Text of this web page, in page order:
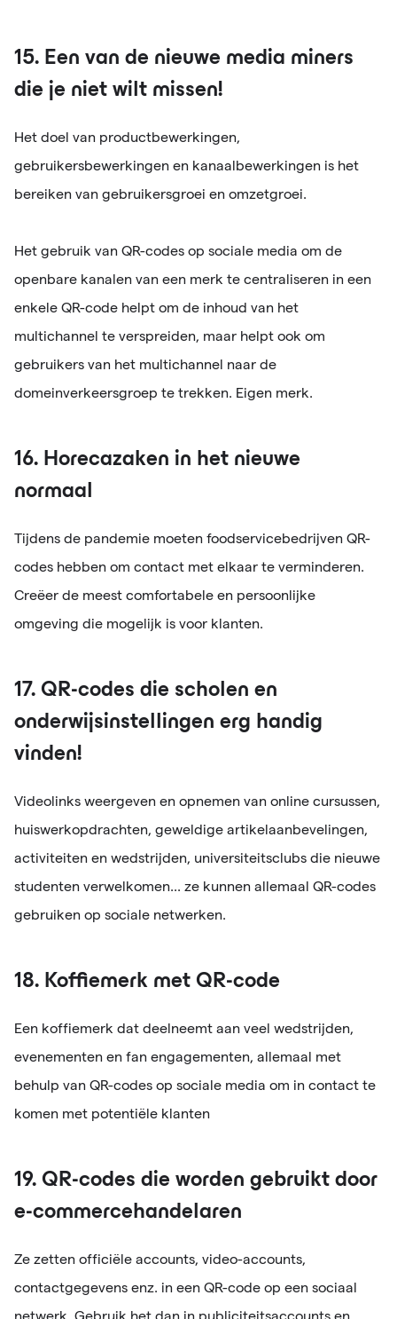
15. Een van de nieuwe media miners
die je niet wilt missen!
Het doel van productbewerkingen,
gebruikersbewerkingen en kanaalbewerkingen is het
bereiken van gebruikersgroei en omzetgroei.
Het gebruik van QR-codes op sociale media om de
openbare kanalen van een merk te centraliseren in een
enkele QR-code helpt om de inhoud van het
multichannel te verspreiden, maar helpt ook om
gebruikers van het multichannel naar de
domeinverkeersgroep te trekken. Eigen merk.
16. Horecazaken in het nieuwe
normaal
Tijdens de pandemie moeten foodservicebedrijven QR-
codes hebben om contact met elkaar te verminderen.
Creëer de meest comfortabele en persoonlijke
omgeving die mogelijk is voor klanten.
17. QR-codes die scholen en
onderwijsinstellingen erg handig
vinden!
Videolinks weergeven en opnemen van online cursussen,
huiswerkopdrachten, geweldige artikelaanbevelingen,
activiteiten en wedstrijden, universiteitsclubs die nieuwe
studenten verwelkomen... ze kunnen allemaal QR-codes
gebruiken op sociale netwerken.
18. Koffiemerk met QR-code
Een koffiemerk dat deelneemt aan veel wedstrijden,
evenementen en fan engagementen, allemaal met
behulp van QR-codes op sociale media om in contact te
komen met potentiële klanten
19. QR-codes die worden gebruikt door
e-commercehandelaren
Ze zetten officiële accounts, video-accounts,
contactgegevens enz. in een QR-code op een sociaal
netwerk. Gebruik het dan in publiciteitsaccounts en